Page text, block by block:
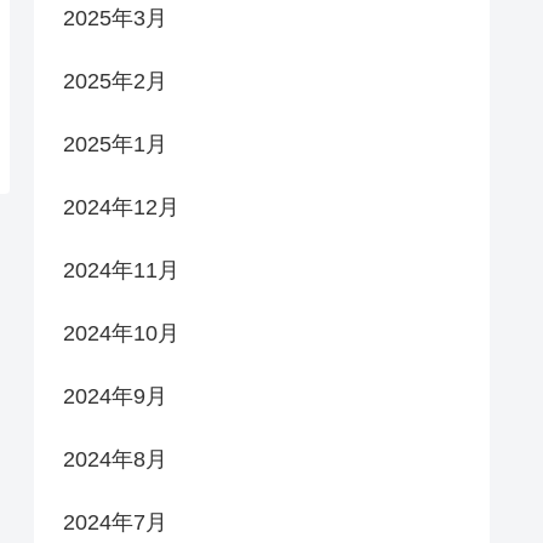
2025年3月
2025年2月
2025年1月
2024年12月
2024年11月
2024年10月
2024年9月
2024年8月
2024年7月